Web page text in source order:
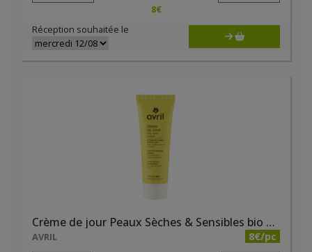
8€
Réception souhaitée le
Crème de jour Peaux Sèches & Sensibles bio 50ml
AVRIL 8€/pc